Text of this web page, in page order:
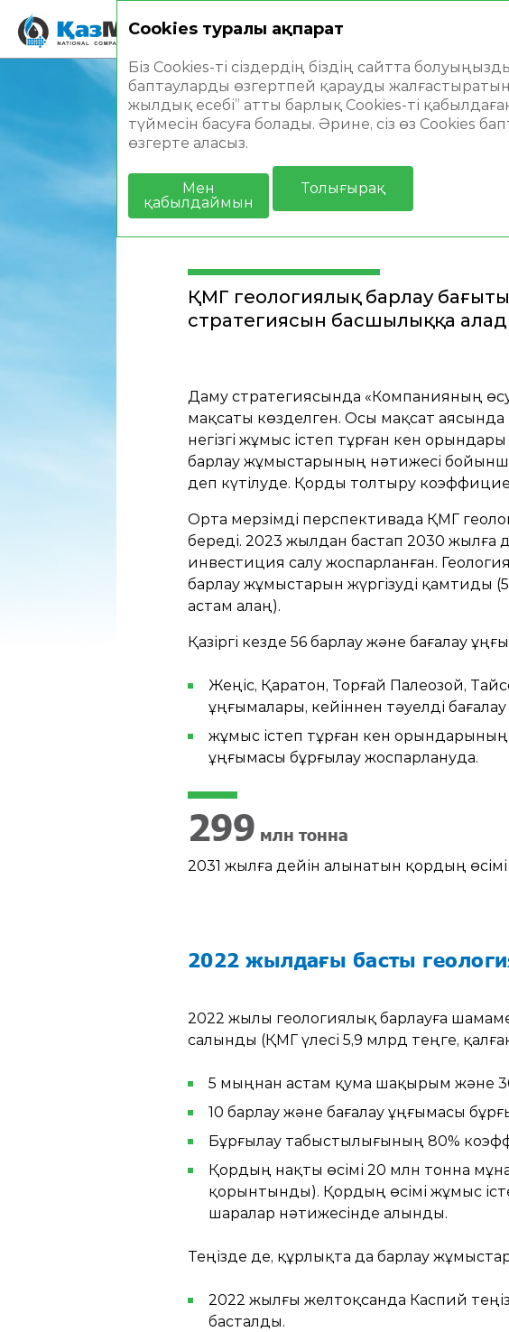
Жылдық есеп 2022
Басты бет Стратегиялық есеп Операциялық
ГЕОЛОГИЯЛЫҚ
ҚМГ геологиялық барлау
стратегиясын басшылыққа
Даму стратегиясында «Компанияның
мақсаты көзделген. Осы мақсат аясында
негізгі жұмыс істеп тұрған кен
барлау жұмыстарының нәтижесі
деп күтілуде. Қорды толтыру
Орта мерзімді перспективада ҚМГ
береді. 2023 жылдан бастап 2030
инвестиция салу жоспарланған.
барлау жұмыстарын жүргізуді
астам алаң).
Қазіргі кезде 56 барлау және бағалау
Жеңіс, Қаратон, Торғай Палеозой,
ұңғымалары, кейіннен тәуелді
жұмыс істеп тұрған кен
ұңғымасы бұрғылау жоспарлануда.
299 млн тонна
2031 жылға дейін алынатын қордың өсімі
2022 жылдағы басты
2022 жылы геологиялық барлауға
салынды (ҚМГ үлесі 5,9 млрд теңге,
5 мыңнан астам қума шақырым және
10 барлау және бағалау ұңғымасы
Бұрғылау табыстылығының 80%
Қордың нақты өсімі 20 млн тонна
қорынтынды). Қордың өсімі жұмыс
шаралар нәтижесінде алынды.
Теңізде де, құрлықта да барлау
2022 жылғы желтоқсанда Каспий
басталды.
Cookies туралы ақпарат
Біз Cookies-ті сіздердің біздің сайтта
баптауларды өзгертпей қарауды
жылдық есебі” атты барлық Cookies-ті
түймесін басуға болады. Әрине, сіз өз Cookies
өзгерте аласыз.
Мен
қабылдаймын
Толығырақ